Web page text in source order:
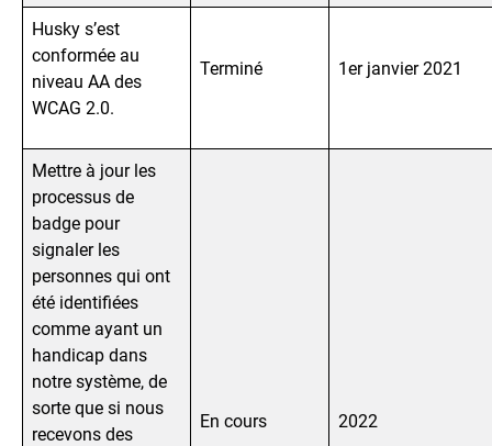
Husky s’est
conformée au
niveau AA des
WCAG 2.0.
Terminé 1er janvier 2021
Mettre à jour les
processus de
badge pour
signaler les
personnes qui ont
été identifiées
comme ayant un
handicap dans
notre système, de
sorte que si nous
recevons des
En cours 2022